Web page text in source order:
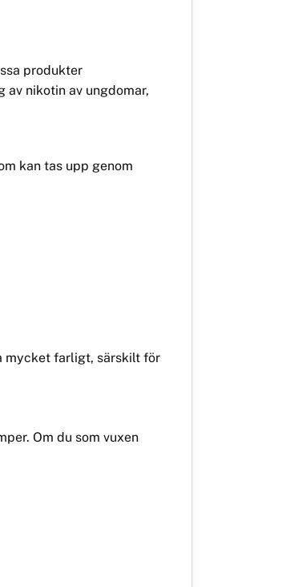
produkter
nikotin av ungdomar,
kan tas upp genom
mycket farligt, särskilt för
Om du som vuxen